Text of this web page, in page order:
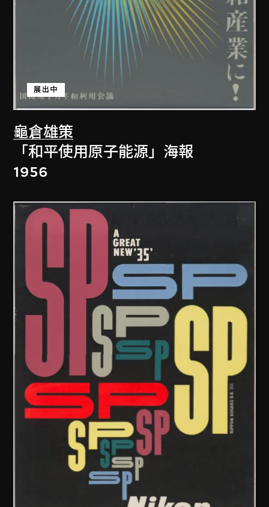
龜倉雄策
展出中
「和平使用原子能源」海報
1956